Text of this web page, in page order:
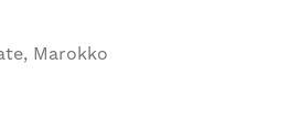
Marokko